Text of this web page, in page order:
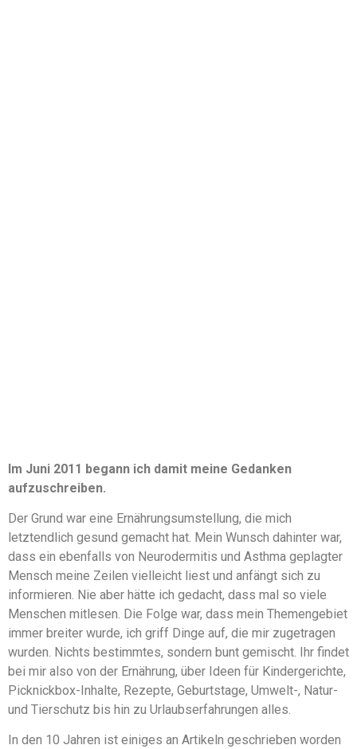
Im Juni 2011 begann ich damit meine Gedanken
aufzuschreiben.
Der Grund war eine Ernährungsumstellung, die mich
letztendlich gesund gemacht hat. Mein Wunsch dahinter war,
dass ein ebenfalls von Neurodermitis und Asthma geplagter
Mensch meine Zeilen vielleicht liest und anfängt sich zu
informieren. Nie aber hätte ich gedacht, dass mal so viele
Menschen mitlesen. Die Folge war, dass mein Themengebiet
immer breiter wurde, ich griff Dinge auf, die mir zugetragen
wurden. Nichts bestimmtes, sondern bunt gemischt. Ihr findet
bei mir also von der Ernährung, über Ideen für Kindergerichte,
Picknickbox-Inhalte, Rezepte, Geburtstage, Umwelt-, Natur-
und Tierschutz bis hin zu Urlaubserfahrungen alles.
In den 10 Jahren ist einiges an Artikeln geschrieben worden